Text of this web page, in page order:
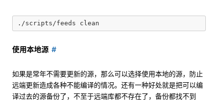
使用本地源
如果是常年不需要更新的源，那么可以选择使用本地的源，防止
远端更新造成各种不能编译的情况。还有一种好处就是把可以编
译过去的源备份了，不至于远端库都不存在了，备份都找不到